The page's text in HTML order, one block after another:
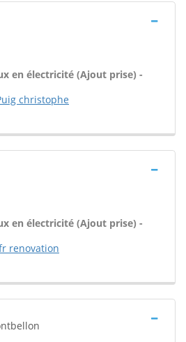
en électricité (Ajout prise) -
christophe
en électricité (Ajout prise) -
renovation